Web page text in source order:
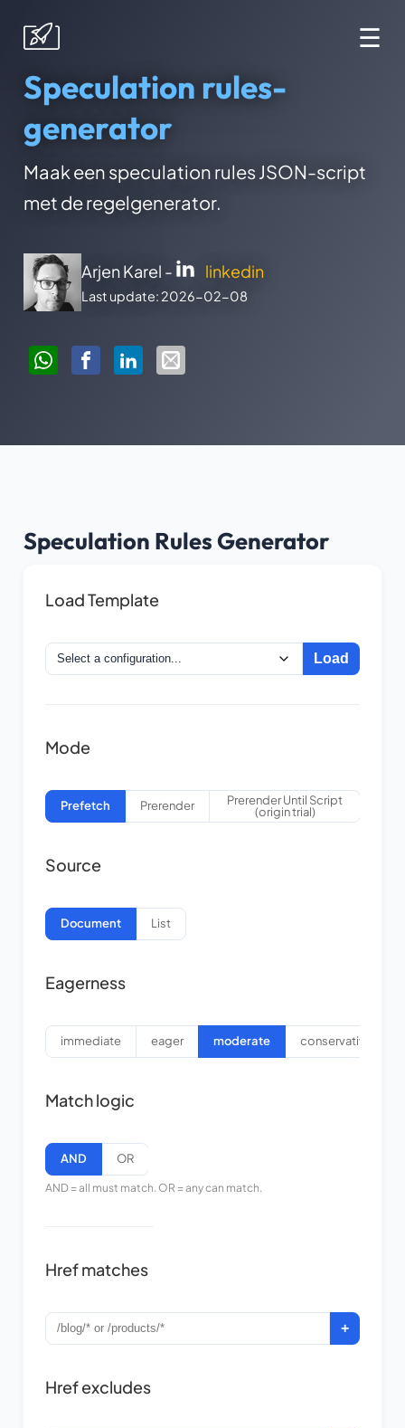
☰
Speculation rules-
generator
Maak een speculation rules JSON-script
met de regelgenerator.
Arjen Karel - linkedin
Last update: 2026-02-08
Speculation Rules Generator
Load Template
Load
Mode
Prefetch Prerender
Prerender Until Script
(origin trial)
Source
Document List
Eagerness
immediate eager moderate conservative
Match logic
AND OR
AND = all must match. OR = any can match.
Href matches
+
Href excludes